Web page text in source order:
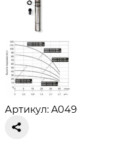
Артикул: A049